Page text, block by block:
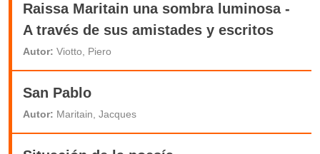
Raissa Maritain una sombra luminosa -
A través de sus amistades y escritos
Autor: Viotto, Piero
San Pablo
Autor: Maritain, Jacques